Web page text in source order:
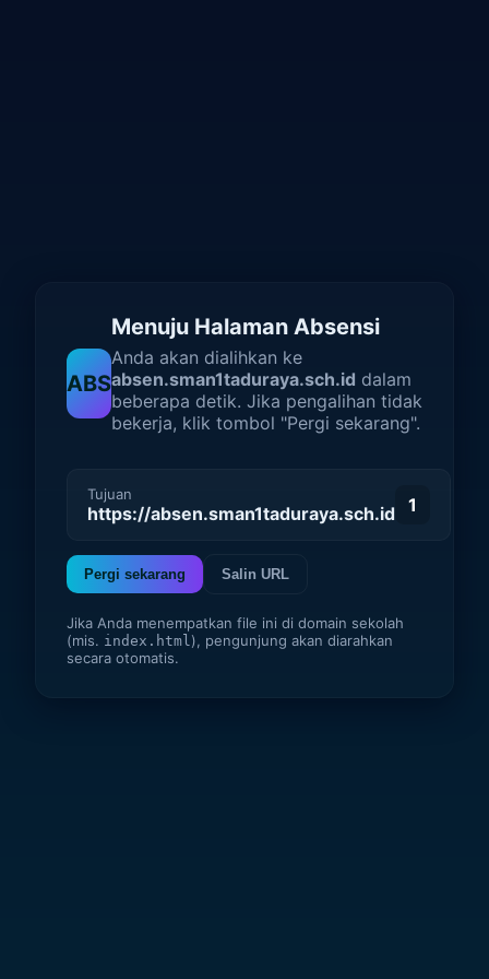
ABS
Menuju Halaman Absensi
Anda akan dialihkan ke
absen.sman1taduraya.sch.id dalam
beberapa detik. Jika pengalihan tidak
bekerja, klik tombol "Pergi sekarang".
Tujuan
https://absen.sman1taduraya.sch.id 1
Pergi sekarang Salin URL
Jika Anda menempatkan file ini di domain sekolah
(mis. index.html ), pengunjung akan diarahkan
secara otomatis.